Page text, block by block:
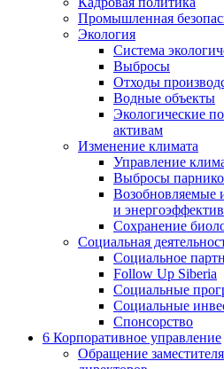
Промышленная
Экология
Система
Выбросы
Отходы
Водные объекты
Экологические
активам
Изменение климата
Управление
Выбросы
Возобновляемые
и
Сохранение
Социальная
Социальное
Follow Up Siberia
Социальные
Социальные
Спонсорство
6 Корпоративное управление
Обращение